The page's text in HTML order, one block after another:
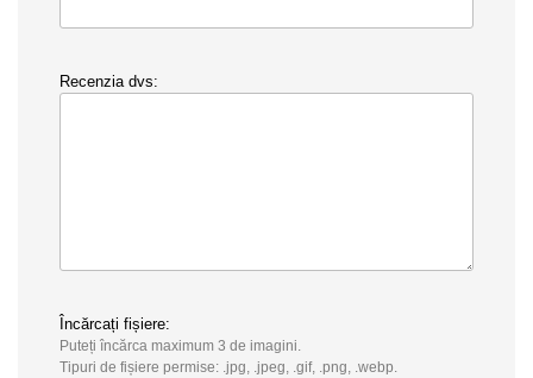
Recenzia dvs:
Încărcați fișiere:
Puteți încărca maximum 3 de imagini.
Tipuri de fișiere permise: .jpg, .jpeg, .gif, .png, .webp.